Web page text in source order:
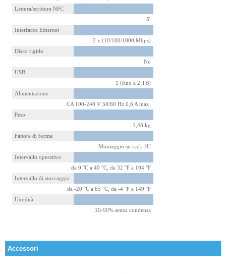
Lettura/scrittura NFC
Sì
Interfacce Ethernet
2 x (10/100/1000 Mbps)
Disco rigido
No
USB
1 (fino a 2 TB)
Alimentazione
CA 100-240 V 50/60 Hz 0,6 A max.
Peso
1,48 kg
Fattore di forma
Montaggio su rack 1U
Intervallo operativo
da 0 °C a 40 °C, da 32 °F a 104 °F
Intervallo di stoccaggio
da -20 °C a 65 °C, da -4 °F a 149 °F
Umidità
10-90% senza condensa
Accessori